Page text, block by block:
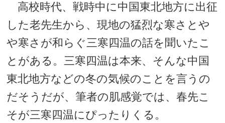
高校時代、戦時中に中国東北地方に出征
した老先生から、現地の猛烈な寒さとや
や寒さが和らぐ三寒四温の話を聞いたこ
とがある。三寒四温は本来、そんな中国
東北地方などの冬の気候のことを言うの
だそうだが、筆者の肌感覚では、春先こ
そが三寒四温にぴったりくる。